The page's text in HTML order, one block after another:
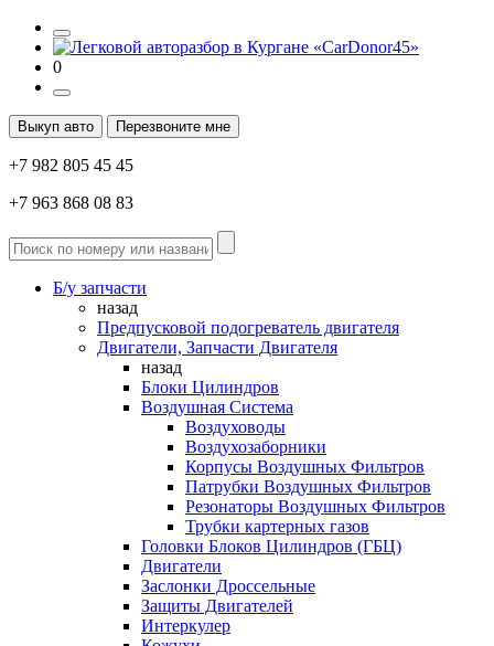
0
Выкуп авто Перезвоните мне
+7 982 805 45 45
+7 963 868 08 83
Б/у запчасти
назад
Предпусковой подогреватель двигателя
Двигатели, Запчасти Двигателя
назад
Блоки Цилиндров
Воздушная Система
Воздуховоды
Воздухозаборники
Корпусы Воздушных Фильтров
Патрубки Воздушных Фильтров
Резонаторы Воздушных Фильтров
Трубки картерных газов
Головки Блоков Цилиндров (ГБЦ)
Двигатели
Заслонки Дроссельные
Защиты Двигателей
Интеркулер